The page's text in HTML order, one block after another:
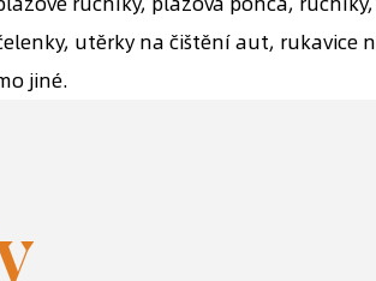
utěrky na čištění aut, rukavice
jiné.